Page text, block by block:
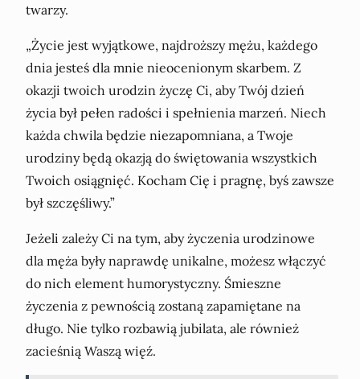
twarzy.
„Życie jest wyjątkowe, najdroższy mężu, każdego
dnia jesteś dla mnie nieocenionym skarbem. Z
okazji twoich urodzin życzę Ci, aby Twój dzień
życia był pełen radości i spełnienia marzeń. Niech
każda chwila będzie niezapomniana, a Twoje
urodziny będą okazją do świętowania wszystkich
Twoich osiągnięć. Kocham Cię i pragnę, byś zawsze
był szczęśliwy.”
Jeżeli zależy Ci na tym, aby życzenia urodzinowe
dla męża były naprawdę unikalne, możesz włączyć
do nich element humorystyczny. Śmieszne
życzenia z pewnością zostaną zapamiętane na
długo. Nie tylko rozbawią jubilata, ale również
zacieśnią Waszą więź.